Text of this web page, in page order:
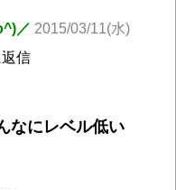
／ 2015/03/11(水)
信
なにレベル低い